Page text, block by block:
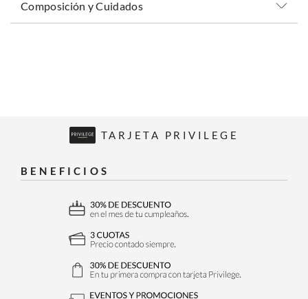
Composición y Cuidados
TARJETA PRIVILEGE
BENEFICIOS